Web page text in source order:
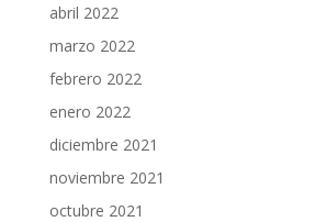
abril 2022
marzo 2022
febrero 2022
enero 2022
diciembre 2021
noviembre 2021
octubre 2021